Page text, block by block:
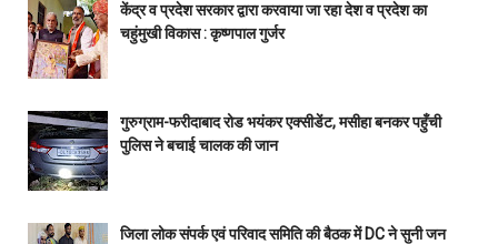
केंद्र व प्रदेश सरकार द्वारा करवाया जा रहा देश व प्रदेश का
चहुंमुखी विकास : कृष्णपाल गुर्जर
गुरुग्राम-फरीदाबाद रोड भयंकर एक्सीडेंट, मसीहा बनकर पहुँची
पुलिस ने बचाई चालक की जान
जिला लोक संपर्क एवं परिवाद समिति की बैठक में DC ने सुनी जन